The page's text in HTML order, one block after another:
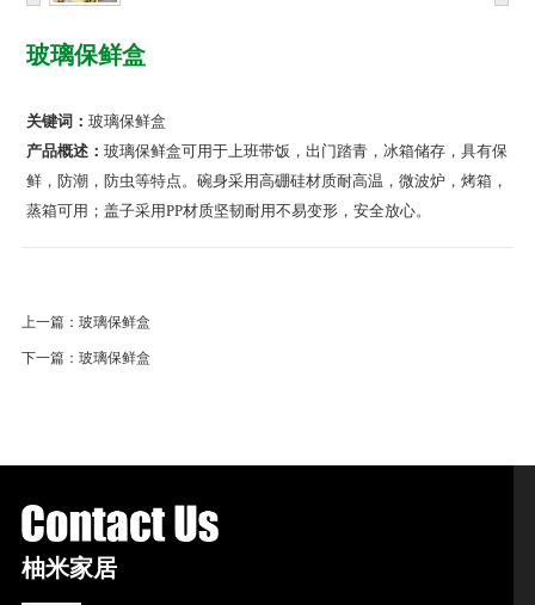
玻璃保鲜盒
关键词：玻璃保鲜盒
产品概述：玻璃保鲜盒可用于上班带饭，出门踏青，冰箱储存，具有保
鲜，防潮，防虫等特点。碗身采用高硼硅材质耐高温，微波炉，烤箱，
蒸箱可用；盖子采用PP材质坚韧耐用不易变形，安全放心。
上一篇： 玻璃保鲜盒
下一篇： 玻璃保鲜盒
柚米家居